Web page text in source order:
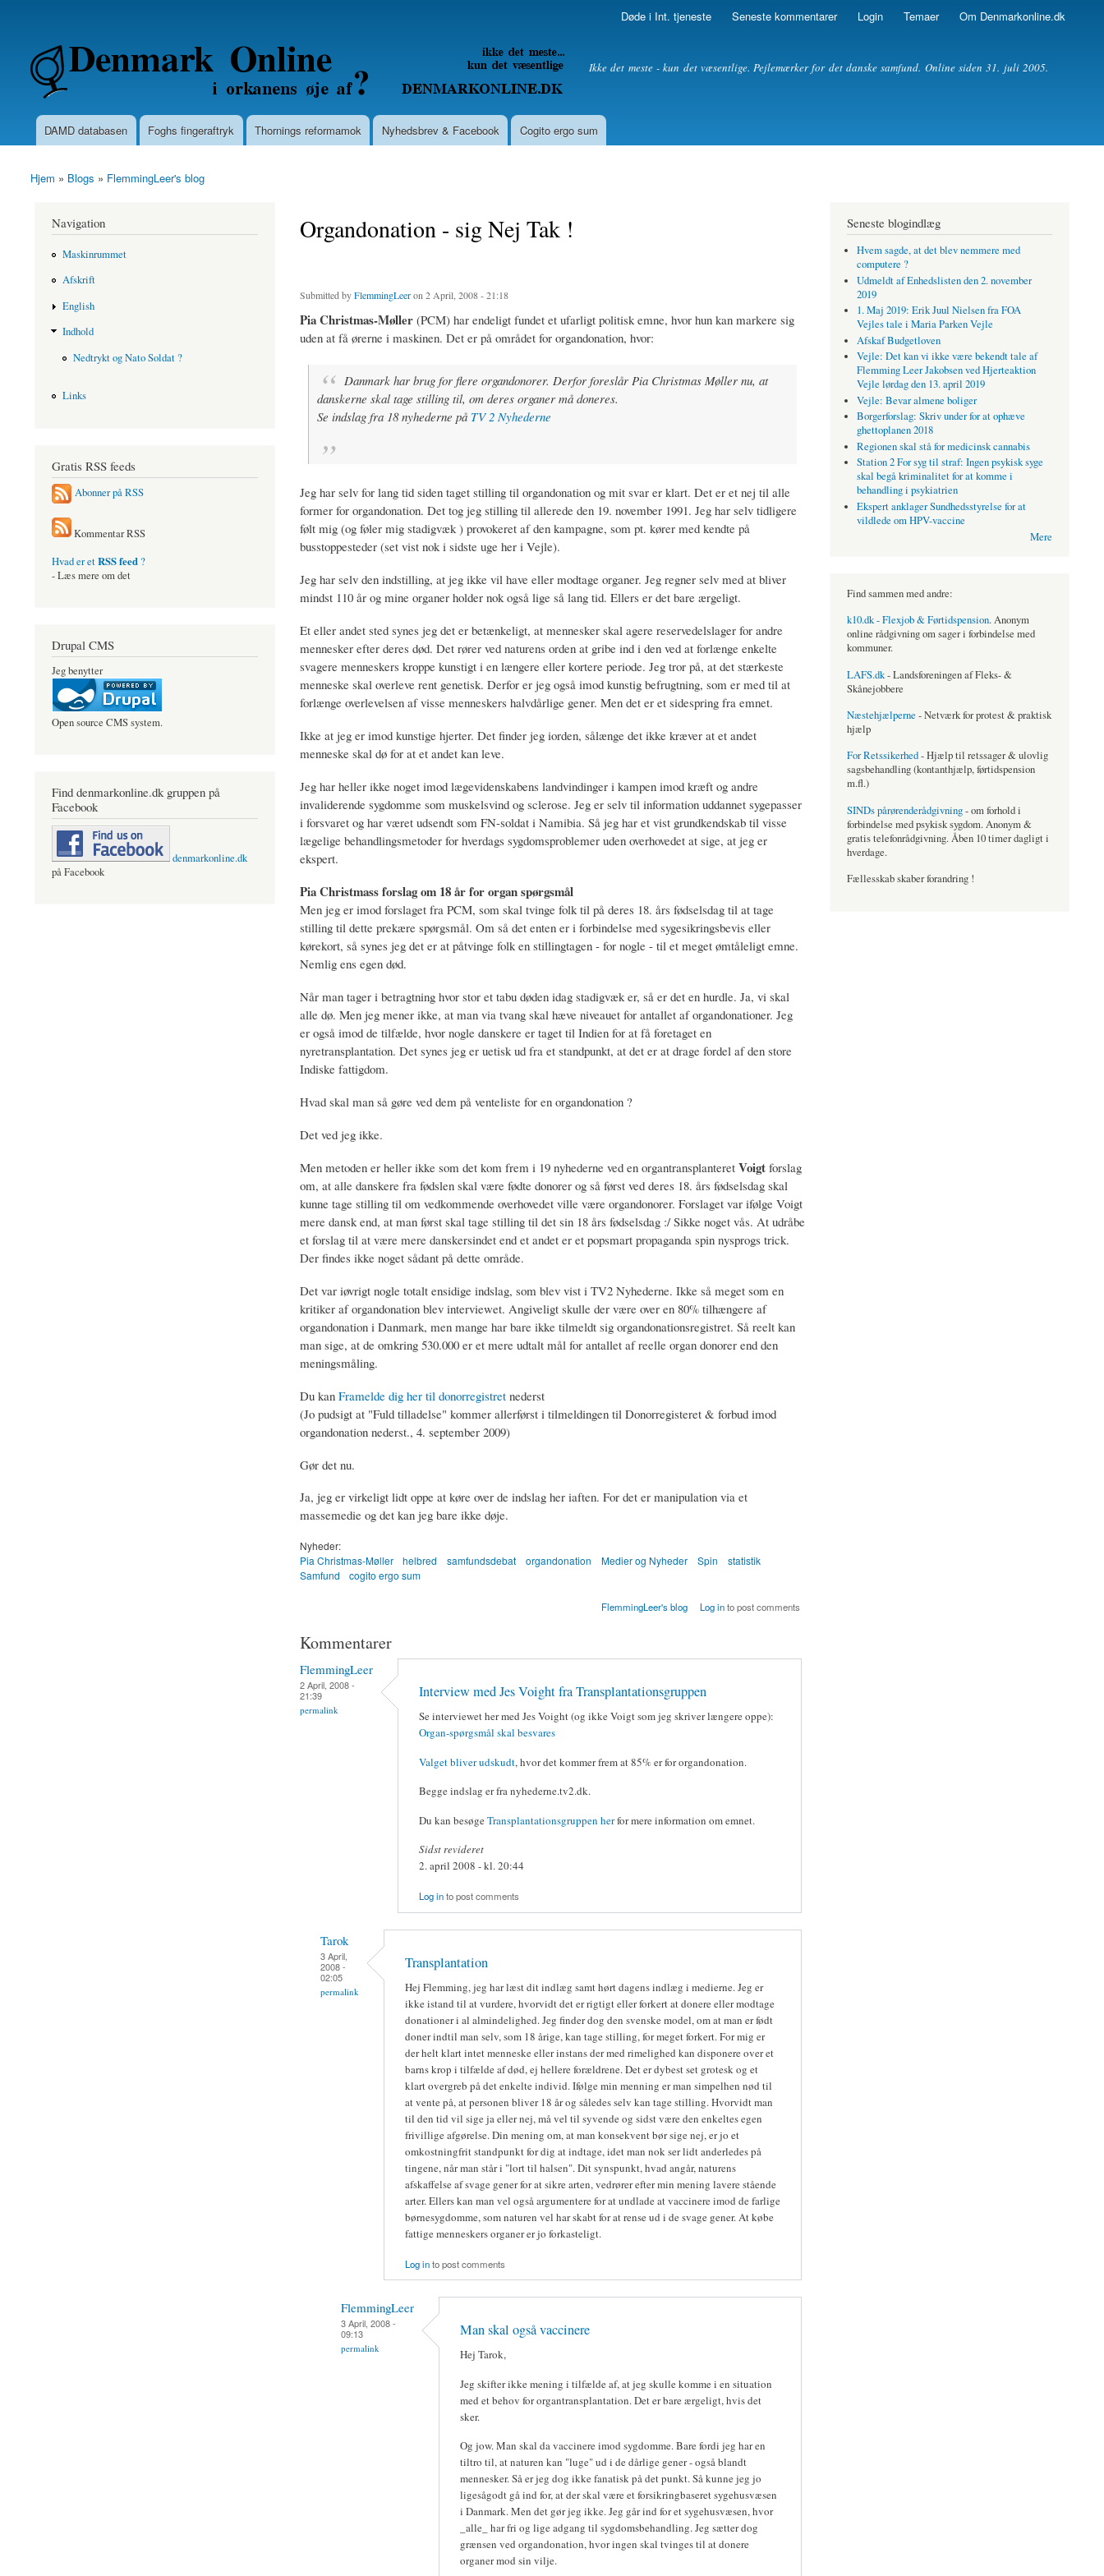
content
Døde i Int. tjeneste Seneste kommentarer Login Temaer Om Denmarkonline.dk
Denmarkonline.dk - blognyheder om politik Ikke det meste - kun det væsentlige. Pejlemærker for det danske samfund. Online siden 31. juli 2005.
Main menu
DAMD databasen Foghs fingeraftryk Thornings reformamok Nyhedsbrev & Facebook Cogito ergo sum
You are here
Hjem » Blogs » FlemmingLeer's blog
Organdonation - sig Nej Tak !
Submitted byFlemmingLeeron 2 April, 2008 - 21:18
Pia Christmas-Møller(PCM) har endeligt fundet et ufarligt politisk emne, hvor hun kan markere sig
uden at få ørerne i maskinen. Det er på området for organdonation, hvor:
Danmark har brug for flere organdonorer. Derfor foreslår Pia Christmas Møller nu, at
danskerne skal tage stilling til, om deres organer må doneres.
Se indslag fra 18 nyhederne på TV 2 Nyhederne
Jeg har selv for lang tid siden taget stilling til organdonation og mit svar er klart. Det er et nej til alle
former for organdonation. Det tog jeg stilling til allerede den 19. november 1991. Jeg har selv tidligere
følt mig (og føler mig stadigvæk ) provokeret af den kampagne, som pt. kører med kendte på
busstoppesteder (set vist nok i sidste uge her i Vejle).
Jeg har selv den indstilling, at jeg ikke vil have eller modtage organer. Jeg regner selv med at bliver
mindst 110 år og mine organer holder nok også lige så lang tid. Ellers er det bare ærgeligt.
Et eller andet sted synes jeg det er betænkeligt, at mennesker skal agere reservedelslager for andre
mennesker efter deres død. Det rører ved naturens orden at gribe ind i den ved at forlænge enkelte
svagere menneskers kroppe kunstigt i en længere eller kortere periode. Jeg tror på, at det stærkeste
menneske skal overleve rent genetisk. Derfor er jeg også imod kunstig befrugtning, som er med til at
forlænge overlevelsen af visse menneskers halvdårlige gener. Men det er et sidespring fra emnet.
Ikke at jeg er imod kunstige hjerter. Det finder jeg iorden, sålænge det ikke kræver at et andet
menneske skal dø for at et andet kan leve.
Jeg har heller ikke noget imod lægevidenskabens landvindinger i kampen imod kræft og andre
invaliderende sygdomme som muskelsvind og sclerose. Jeg er selv til information uddannet sygepasser
i forsvaret og har været udsendt som FN-soldat i Namibia. Så jeg har et vist grundkendskab til visse
lægelige behandlingsmetoder for hverdags sygdomsproblemer uden overhovedet at sige, at jeg er
ekspert.
Pia Christmass forslag om 18 år for organ spørgsmål
Men jeg er imod forslaget fra PCM, som skal tvinge folk til på deres 18. års fødselsdag til at tage
stilling til dette prekære spørgsmål. Om så det enten er i forbindelse med sygesikringsbevis eller
kørekort, så synes jeg det er at påtvinge folk en stillingtagen - for nogle - til et meget ømtåleligt emne.
Nemlig ens egen død.
Når man tager i betragtning hvor stor et tabu døden idag stadigvæk er, så er det en hurdle. Ja, vi skal
alle dø. Men jeg mener ikke, at man via tvang skal hæve niveauet for antallet af organdonationer. Jeg
er også imod de tilfælde, hvor nogle danskere er taget til Indien for at få foretaget en
nyretransplantation. Det synes jeg er uetisk ud fra et standpunkt, at det er at drage fordel af den store
Indiske fattigdom.
Hvad skal man så gøre ved dem på venteliste for en organdonation ?
Det ved jeg ikke.
Men metoden er heller ikke som det kom frem i 19 nyhederne ved en organtransplanteret Voigtforslag
om, at alle danskere fra fødslen skal være fødte donorer og så først ved deres 18. års fødselsdag skal
kunne tage stilling til om vedkommende overhovedet ville være organdonorer. Forslaget var ifølge Voigt
mere dansk end, at man først skal tage stilling til det sin 18 års fødselsdag :/ Sikke noget vås. At udråbe
et forslag til at være mere danskersindet end et andet er et popsmart propaganda spin nysprogs trick.
Der findes ikke noget sådant på dette område.
Det var iøvrigt nogle totalt ensidige indslag, som blev vist i TV2 Nyhederne. Ikke så meget som en
kritiker af organdonation blev interviewet. Angiveligt skulle der være over en 80% tilhængere af
organdonation i Danmark, men mange har bare ikke tilmeldt sig organdonationsregistret. Så reelt kan
man sige, at de omkring 530.000 er et mere udtalt mål for antallet af reelle organ donorer end den
meningsmåling.
Du kan Framelde dig her til donorregistretnederst
(Jo pudsigt at "Fuld tilladelse" kommer allerførst i tilmeldingen til Donorregisteret & forbud imod
organdonation nederst., 4. september 2009)
Gør det nu.
Ja, jeg er virkeligt lidt oppe at køre over de indslag her iaften. For det er manipulation via et
massemedie og det kan jeg bare ikke døje.
Nyheder:
Pia Christmas-Møller
helbred samfundsdebat organdonation Medier og Nyheder Spin
statistik
Samfund
cogito ergo sum
FlemmingLeer's blog Log into post comments
Kommentarer
FlemmingLeer
2 April, 2008 -
21:39
permalink
Interview med Jes Voight fra Transplantationsgruppen
Se interviewet her med Jes Voight (og ikke Voigt som jeg skriver længere oppe):
Organ-spørgsmål skal besvares
Valget bliver udskudt, hvor det kommer frem at 85% er for organdonation.
Begge indslag er fra nyhederne.tv2.dk.
Du kan besøgeTransplantationsgruppen herfor mere information om emnet.
Sidst revideret
2. april 2008 - kl. 20:44
Log into post comments
Tarok
3 April,
2008 -
02:05
permalink
Transplantation
Hej Flemming, jeg har læst dit indlæg samt hørt dagens indlæg i medierne. Jeg er
ikke istand til at vurdere, hvorvidt det er rigtigt eller forkert at donere eller modtage
donationer i al almindelighed. Jeg finder dog den svenske model, om at man er født
doner indtil man selv, som 18 årige, kan tage stilling, for meget forkert. For mig er
der helt klart intet menneske eller instans der med rimelighed kan disponere over et
barns krop i tilfælde af død, ej hellere forældrene. Det er dybest set grotesk og et
klart overgreb på det enkelte individ. Ifølge min menning er man simpelhen nød til
at vente på, at personen bliver 18 år og således selv kan tage stilling. Hvorvidt man
til den tid vil sige ja eller nej, må vel til syvende og sidst være den enkeltes egen
frivillige afgørelse. Din mening om, at man konsekvent bør sige nej, er jo et
omkostningfrit standpunkt for dig at indtage, idet man nok ser lidt anderledes på
tingene, når man står i "lort til halsen". Dit synspunkt, hvad angår, naturens
afskaffelse af svage gener for at sikre arten, vedrører efter min mening lavere stående
arter. Ellers kan man vel også argumentere for at undlade at vaccinere imod de farlige
børnesygdomme, som naturen vel har skabt for at rense ud i de svage gener. At købe
fattige menneskers organer er jo forkasteligt.
Log into post comments
FlemmingLeer
3 April, 2008 -
09:13
permalink
Man skal også vaccinere
Hej Tarok,
Jeg skifter ikke mening i tilfælde af, at jeg skulle komme i en situation
med et behov for organtransplantation. Det er bare ærgeligt, hvis det
sker.
Og jow. Man skal da vaccinere imod sygdomme. Bare fordi jeg har en
tiltro til, at naturen kan "luge" ud i de dårlige gener - også blandt
mennesker. Så er jeg dog ikke fanatisk på det punkt. Så kunne jeg jo
ligesågodt gå ind for, at der skal være et forsikringbaseret sygehusvæsen
i Danmark. Men det gør jeg ikke. Jeg går ind for et sygehusvæsen, hvor
_alle_ har fri og lige adgang til sygdomsbehandling. Jeg sætter dog
grænsen ved organdonation, hvor ingen skal tvinges til at donere
organer mod sin vilje.
Navigation
Maskinrummet
Afskrift
English
Indhold
Nedtrykt og Nato Soldat ?
Links
Gratis RSS feeds
Abonner på RSS
Kommentar RSS
Hvad er etRSS feed ?
- Læs mere om det
Drupal CMS
Jeg benytter
Open source CMS system.
Find denmarkonline.dk gruppen på
Facebook
denmarkonline.dk
på Facebook
Seneste blogindlæg
Hvem sagde, at det blev nemmere med
computere ?
Udmeldt af Enhedslisten den 2. november
2019
1. Maj 2019: Erik Juul Nielsen fra FOA
Vejles tale i Maria Parken Vejle
Afskaf Budgetloven
Vejle: Det kan vi ikke være bekendt tale af
Flemming Leer Jakobsen ved Hjerteaktion
Vejle lørdag den 13. april 2019
Vejle: Bevar almene boliger
Borgerforslag: Skriv under for at ophæve
ghettoplanen 2018
Regionen skal stå for medicinsk cannabis
Station 2 For syg til straf: Ingen psykisk syge
skal begå kriminalitet for at komme i
behandling i psykiatrien
Ekspert anklager Sundhedsstyrelse for at
vildlede om HPV-vaccine
Mere
Find sammen med andre:
k10.dk - Flexjob & Førtidspension. Anonym
online rådgivning om sager i forbindelse med
kommuner.
LAFS.dk- Landsforeningen af Fleks- &
Skånejobbere
Næstehjælperne - Netværk for protest & praktisk
hjælp
For Retssikerhed- Hjælp til retssager & ulovlig
sagsbehandling (kontanthjælp, førtidspension
m.fl.)
SINDs pårørenderådgivning- om forhold i
forbindelse med psykisk sygdom. Anonym &
gratis telefonrådgivning. Åben 10 timer dagligt i
hverdage.
Fællesskab skaber forandring !